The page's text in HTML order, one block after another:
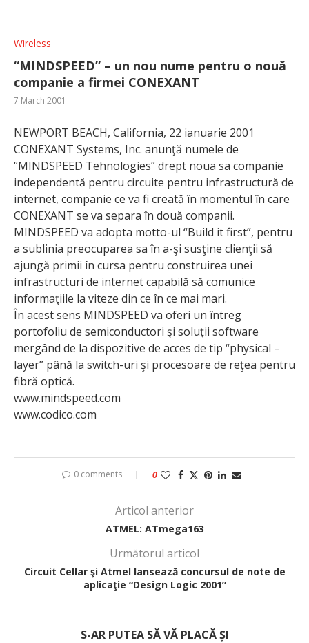
Wireless
“MINDSPEED” – un nou nume pentru o nouă
companie a firmei CONEXANT
7 March 2001
NEWPORT BEACH, California, 22 ianuarie 2001
CONEXANT Systems, Inc. anunţă numele de
“MINDSPEED Tehnologies” drept noua sa companie
independentă pentru circuite pentru infrastructură de
internet, companie ce va fi creată în momentul în care
CONEXANT se va separa în două companii.
MINDSPEED va adopta motto-ul “Build it first”, pentru
a sublinia preocuparea sa în a-şi susţine clienţii să
ajungă primii în cursa pentru construirea unei
infrastructuri de internet capabilă să comunice
informaţiile la viteze din ce în ce mai mari.
În acest sens MINDSPEED va oferi un întreg
portofoliu de semiconductori şi soluţii software
mergând de la dispozitive de acces de tip “physical –
layer” până la switch-uri şi procesoare de reţea pentru
fibră optică.
www.mindspeed.com
www.codico.com
0 comments 0
Articol anterior
ATMEL: ATmega163
Următorul articol
Circuit Cellar şi Atmel lansează concursul de note de
aplicaţie “Design Logic 2001”
S-AR PUTEA SĂ VĂ PLACĂ ȘI